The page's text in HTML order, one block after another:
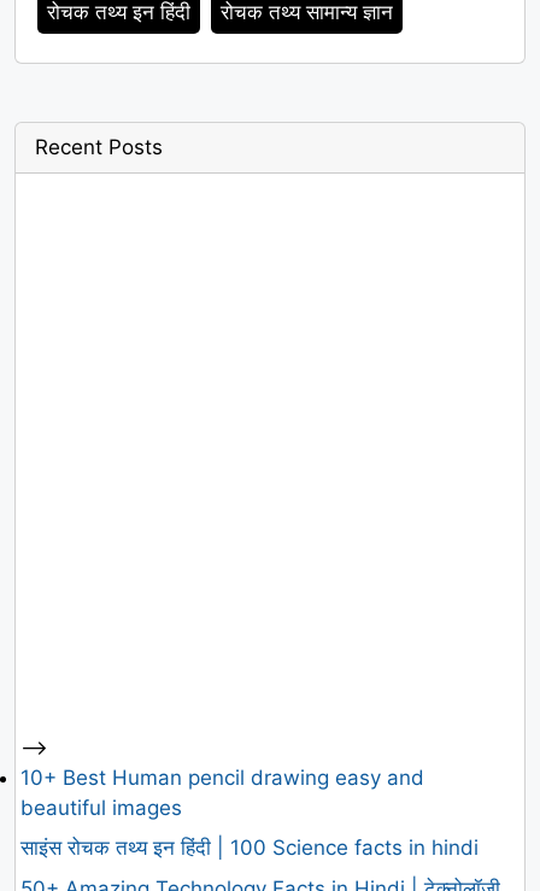
रोचक तथ्य इन हिंदी रोचक तथ्य सामान्य ज्ञान
Recent Posts
-->
10+ Best Human pencil drawing easy and
beautiful images
साइंस रोचक तथ्य इन हिंदी | 100 Science facts in hindi